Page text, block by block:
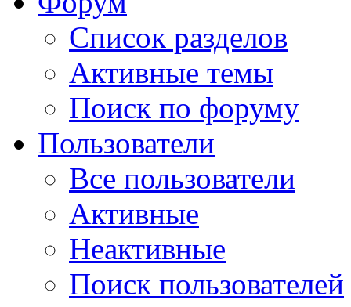
Список разделов
Активные темы
Поиск по форуму
Пользователи
Все пользователи
Активные
Неактивные
Поиск пользователей